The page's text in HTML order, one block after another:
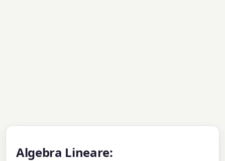
Algebra Lineare: